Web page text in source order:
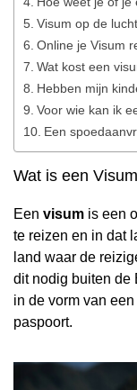
Visum op de
Online je Visum
Wat kost een
Hebben mijn
Voor wie kan ik
Een
Wat is een
Een visum is een
te reizen en in dat
land waar de
dit nodig buiten de
in de vorm van
paspoort.